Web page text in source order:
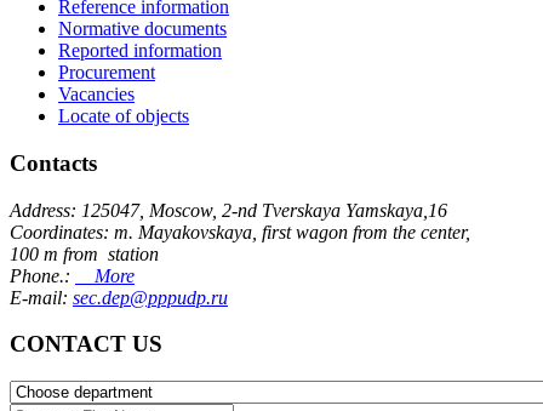
Reference information
Normative documents
Reported information
Procurement
Vacancies
Locate of objects
Contacts
Address: 125047, Moscow, 2-nd Tverskaya Yamskaya,16
Coordinates: m. Mayakovskaya, first wagon from the center,
100 m from station
Phone.:
More
E-mail: sec.dep@pppudp.ru
CONTACT US